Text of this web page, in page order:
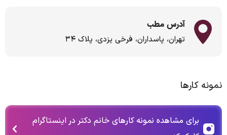
آدرس مطب
تهران، پاسداران، فرخی یزدی، پلاک ۳۴
نمونه کارها
برای مشاهده نمونه کارهای خانم دکتر در اینستاگرام